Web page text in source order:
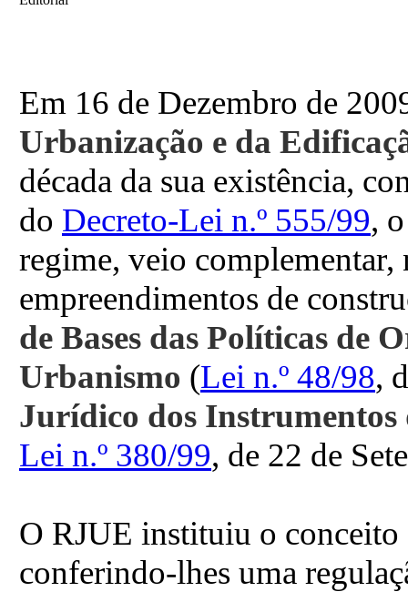
Em 16 de Dezembro de
Urbanização e da
década da sua existência,
do Decreto-Lei n.º 555/99,
regime, veio
empreendimentos de
de Bases das Políticas de
Urbanismo (Lei n.º 48/98,
Jurídico dos
Lei n.º 380/99, de 22 de
O RJUE instituiu o conceito
conferindo-lhes uma